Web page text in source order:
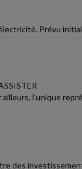
Prévu
l'unique
des